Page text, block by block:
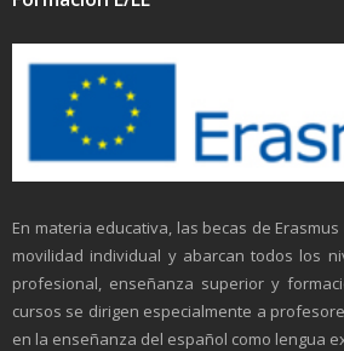
En materia educativa, las becas de
movilidad individual y abarcan todos los
profesional, enseñanza superior y
cursos se dirigen especialmente a
en la enseñanza del español como lengua